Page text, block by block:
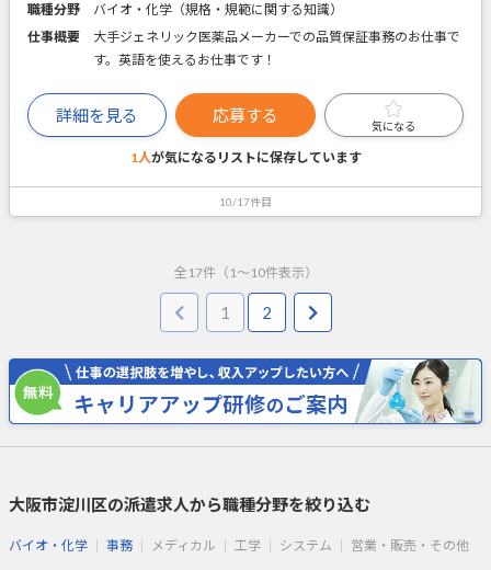
職種分野
バイオ・化学（規格・規範に関する知識）
仕事概要
大手ジェネリック医薬品メーカーでの品質保証事務のお仕事で
す。英語を使えるお仕事です！
詳細を見る 応募する
気になる
1人が気になるリストに保存しています
10/17件目
全 17件（ 1 ～ 10件表示）
1 2
大阪市淀川区の派遣求人から職種分野を絞り込む
バイオ・化学 事務 メディカル 工学 システム 営業・販売・その他